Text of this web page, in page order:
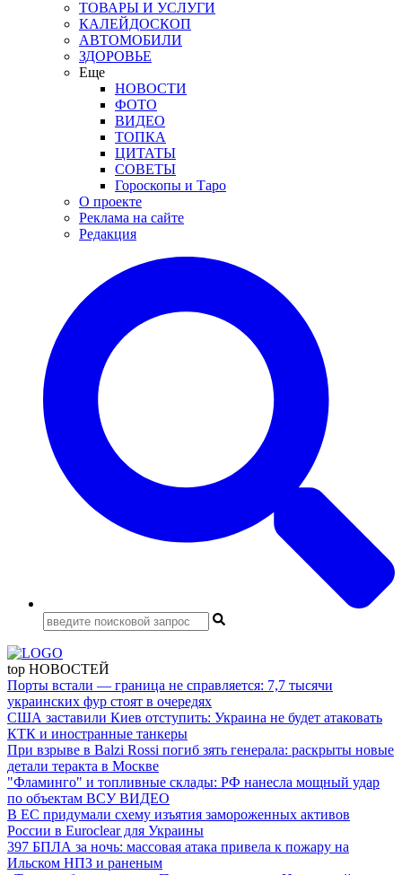
ТОВАРЫ И УСЛУГИ
КАЛЕЙДОСКОП
АВТОМОБИЛИ
ЗДОРОВЬЕ
Еще
НОВОСТИ
ФОТО
ВИДЕО
ТОПКА
ЦИТАТЫ
СОВЕТЫ
Гороскопы и Таро
О проекте
Реклама на сайте
Редакция
top НОВОСТЕЙ
Порты встали — граница не справляется: 7,7 тысячи
украинских фур стоят в очередях
США заставили Киев отступить: Украина не будет атаковать
КТК и иностранные танкеры
При взрыве в Balzi Rossi погиб зять генерала: раскрыты новые
детали теракта в Москве
"Фламинго" и топливные склады: РФ нанесла мощный удар
по объектам ВСУВИДЕО
В ЕС придумали схему изъятия замороженных активов
России в Euroclear для Украины
397 БПЛА за ночь: массовая атака привела к пожару на
Ильском НПЗ и раненым